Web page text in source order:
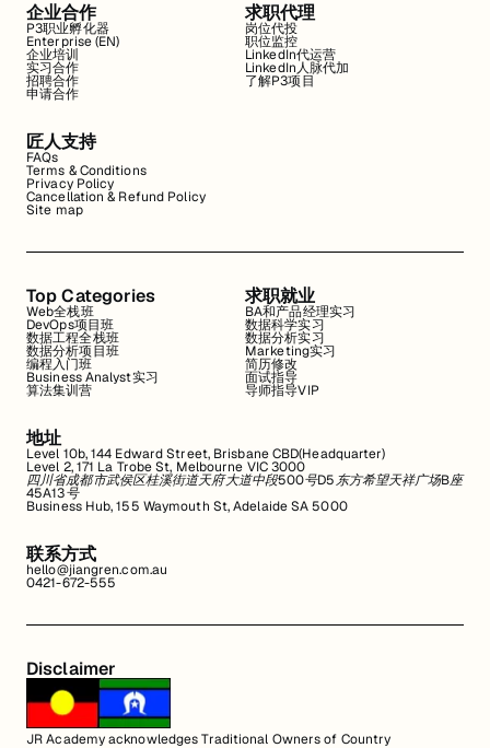
企业合作
P3职业孵化器
Enterprise (EN)
企业培训
实习合作
招聘合作
申请合作
求职代理
岗位代投
职位监控
LinkedIn代运营
LinkedIn人脉代加
了解P3项目
匠人支持
FAQs
Terms & Conditions
Privacy Policy
Cancellation & Refund Policy
Site map
Top Categories
Web全栈班
DevOps项目班
数据工程全栈班
数据分析项目班
编程入门班
Business Analyst实习
算法集训营
求职就业
BA和产品经理实习
数据科学实习
数据分析实习
Marketing实习
简历修改
面试指导
导师指导VIP
地址
Level 10b, 144 Edward Street, Brisbane CBD(Headquarter)
Level 2, 171 La Trobe St, Melbourne VIC 3000
四川省成都市武侯区桂溪街道天府大道中段500号D5东方希望天祥广场B座
45A13号
Business Hub, 155 Waymouth St, Adelaide SA 5000
联系方式
hello@jiangren.com.au
0421-672-555
Disclaimer
JR Academy acknowledges Traditional Owners of Country